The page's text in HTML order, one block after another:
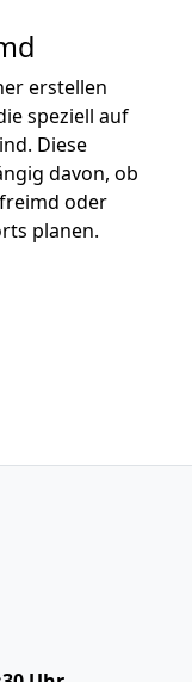
erstellen
speziell auf
Diese
davon, ob
oder
planen.